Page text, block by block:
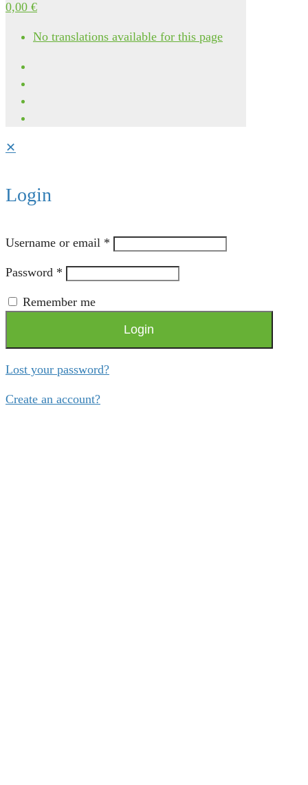
0,00 €
No translations available for this page
✕
Login
Username or email *
Password *
Remember me
Login
Lost your password?
Create an account?